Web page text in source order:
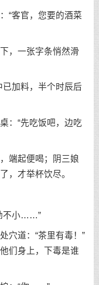
客官，您要的酒菜
，一张字条悄然滑
加料，半个时辰后
“先吃饭吧，边吃
端起便喝；阴三娘
，才举杯饮尽。
不小……”
道：“茶里有毒！”
们身上，下毒是谁